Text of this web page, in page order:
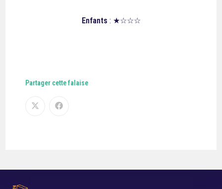
Enfants : ★☆☆☆
Partager cette falaise